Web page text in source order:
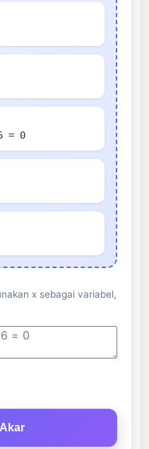
= 0
x sebagai variabel,